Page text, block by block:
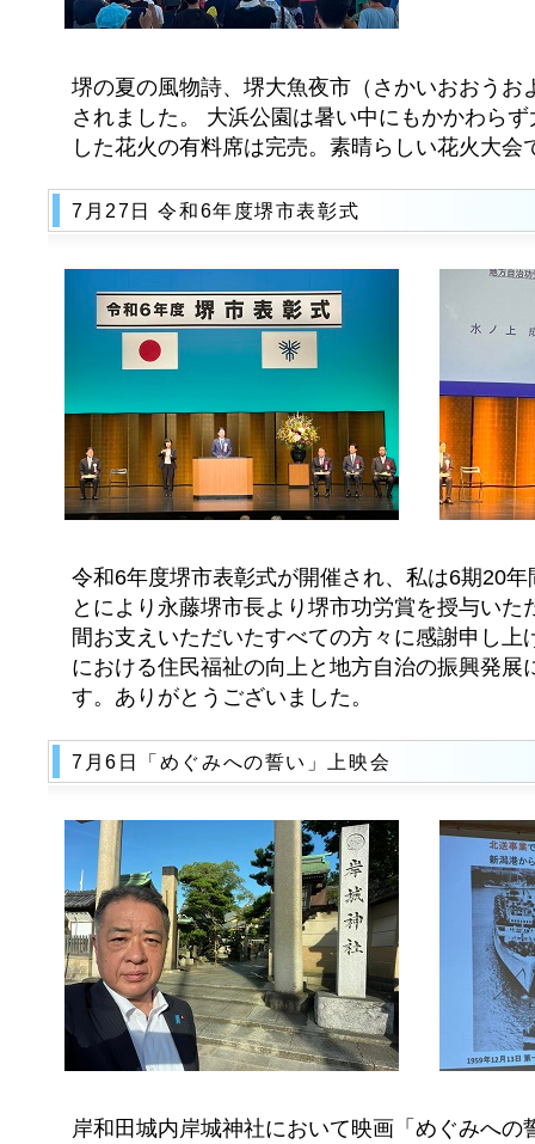
堺の夏の風物詩、堺大魚夜市（さかいおおうお
されました。 大浜公園は暑い中にもかかわら
した花火の有料席は完売。素晴らしい花火大会
7月27日 令和6年度堺市表彰式
令和6年度堺市表彰式が開催され、私は6期20
とにより永藤堺市長より堺市功労賞を授与いた
間お支えいただいたすべての方々に感謝申し上
における住民福祉の向上と地方自治の振興発展
す。ありがとうございました。
7月6日「めぐみへの誓い」上映会
岸和田城内岸城神社において映画「めぐみへの